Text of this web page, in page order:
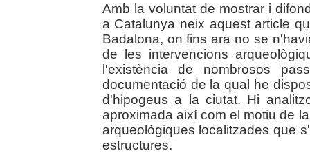
Amb la voluntat de mostrar i
a Catalunya neix aquest article
Badalona, on fins ara no se
de les intervencions
l'existència de nombrosos
documentació de la qual he
d'hipogeus a la ciutat. Hi
aproximada així com el motiu de
arqueològiques localitzades que
estructures.